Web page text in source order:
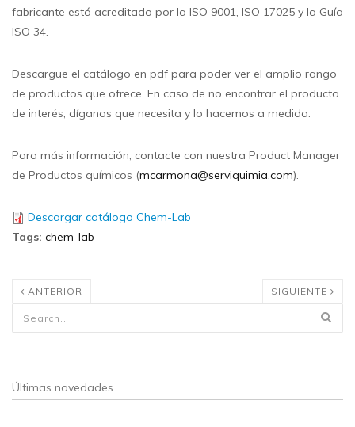
fabricante está acreditado por la ISO 9001, ISO 17025 y la Guía
ISO 34.
Descargue el catálogo en pdf para poder ver el amplio rango
de productos que ofrece. En caso de no encontrar el producto
de interés, díganos que necesita y lo hacemos a medida.
Para más información, contacte con nuestra Product Manager
de Productos químicos (mcarmona@serviquimia.com).
Descargar catálogo Chem-Lab
Tags: chem-lab
ANTERIOR SIGUIENTE
Formulario de búsqueda
Últimas novedades